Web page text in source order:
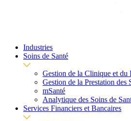
Industries
Soins de Santé
Gestion de la Clinique et du
Gestion de la Prestation des
mSanté
Analytique des Soins de
Services Financiers et Bancaires